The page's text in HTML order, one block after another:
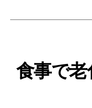
食事で